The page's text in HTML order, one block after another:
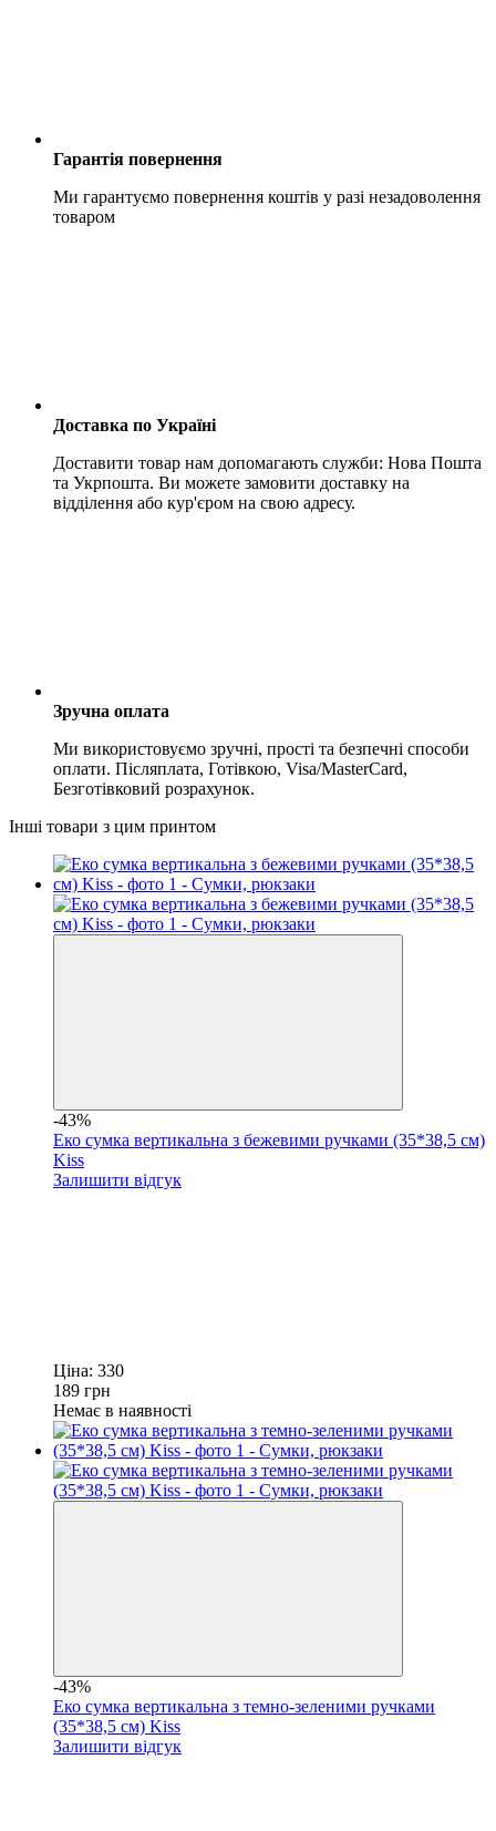
Гарантія повернення
Ми гарантуємо повернення коштів у разі незадоволення
товаром
Доставка по Україні
Доставити товар нам допомагають служби: Нова Пошта
та Укрпошта. Ви можете замовити доставку на
відділення або кур'єром на свою адресу.
Зручна оплата
Ми використовуємо зручні, прості та безпечні способи
оплати. Післяплата, Готівкою, Visa/MasterCard,
Безготівковий розрахунок.
Інші товари з цим принтом
-43%
Еко сумка вертикальна з бежевими ручками (35*38,5 см)
Kiss
Залишити відгук
Ціна: 330
189 грн
Немає в наявності
-43%
Еко сумка вертикальна з темно-зеленими ручками
(35*38,5 см) Kiss
Залишити відгук